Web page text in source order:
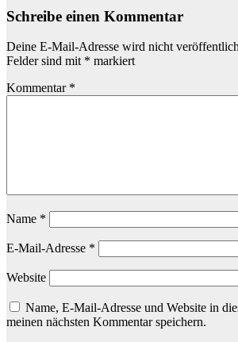
Schreibe einen Kommentar
Deine E-Mail-Adresse wird nicht
Felder sind mit * markiert
Kommentar *
Name *
E-Mail-Adresse *
Website
Name, E-Mail-Adresse und Website in
meinen nächsten Kommentar speichern.